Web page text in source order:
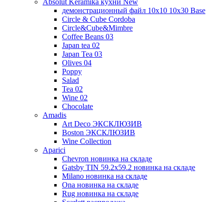
Absolut Keramika кухни New
демонстрационный файл 10x10 10x30 Base
Circle & Cube Cordoba
Circle&Cube&Mimbre
Coffee Beans 03
Japan tea 02
Japan Tea 03
Olives 04
Poppy
Salad
Tea 02
Wine 02
Chocolate
Amadis
Art Deco ЭКСКЛЮЗИВ
Boston ЭКСКЛЮЗИВ
Wine Collection
Aparici
Chevron новинка на складе
Gatsby TIN 59.2x59.2 новинка на складе
Milano новинка на складе
Ona новинка на складе
Rug новинка на складе